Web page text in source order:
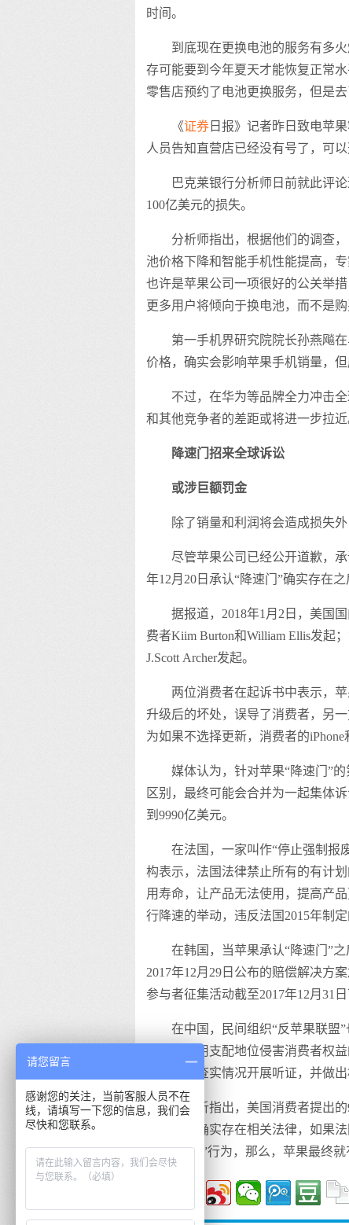
时间。
到底现在更换电池的服务有多
存可能要到今年夏天才能恢复正常
零售店预约了电池更换服务，但是
《证券 日报》记者昨日致电苹
人员告知直营店已经没有号了，可
巴克莱银行分析师日前就此评
100亿美元的损失。
分析师指出，根据他们的调查
池价格下降和智能手机性能提高，
也许是苹果公司一项很好的公关举
更多用户将倾向于换电池，而不是
第一手机界研究院院长孙燕飚
价格，确实会影响苹果手机销量，
不过，在华为等品牌全力冲击
和其他竞争者的差距或将进一步拉近
降速门招来全球诉讼
或涉巨额罚金
除了销量和利润将会造成损失
尽管苹果公司已经公开道歉，
年12月20日承认“降速门”确实存在
据报道，2018年1月2日，美国
费者Kiim Burton和William Ellis发起
J.Scott Archer发起。
两位消费者在起诉书中表示，
升级后的坏处，误导了消费者，另
为如果不选择更新，消费者的iPhone
媒体认为，针对苹果“降速门”
区别，最终可能会合并为一起集体
到9990亿美元。
在法国，一家叫作“停止强制报
构表示，法国法律禁止所有的有计
用寿命，让产品无法使用，提高产
行降速的举动，违反法国2015年制
在韩国，当苹果承认“降速门”
2017年12月29日公布的赔偿解决方
参与者征集活动截至2017年12月31
在中国，民间组织“反苹果联盟
否存在滥用支配地位侵害消费者权
调查，就查实情况开展听证，并做出
有分析指出，美国消费者提出
国，因为确实存在相关法律，如果
“强制报废”行为，那么，苹果最终
请您留言
感谢您的关注，当前客服人员不在
线，请填写一下您的信息，我们会
尽快和您联系。